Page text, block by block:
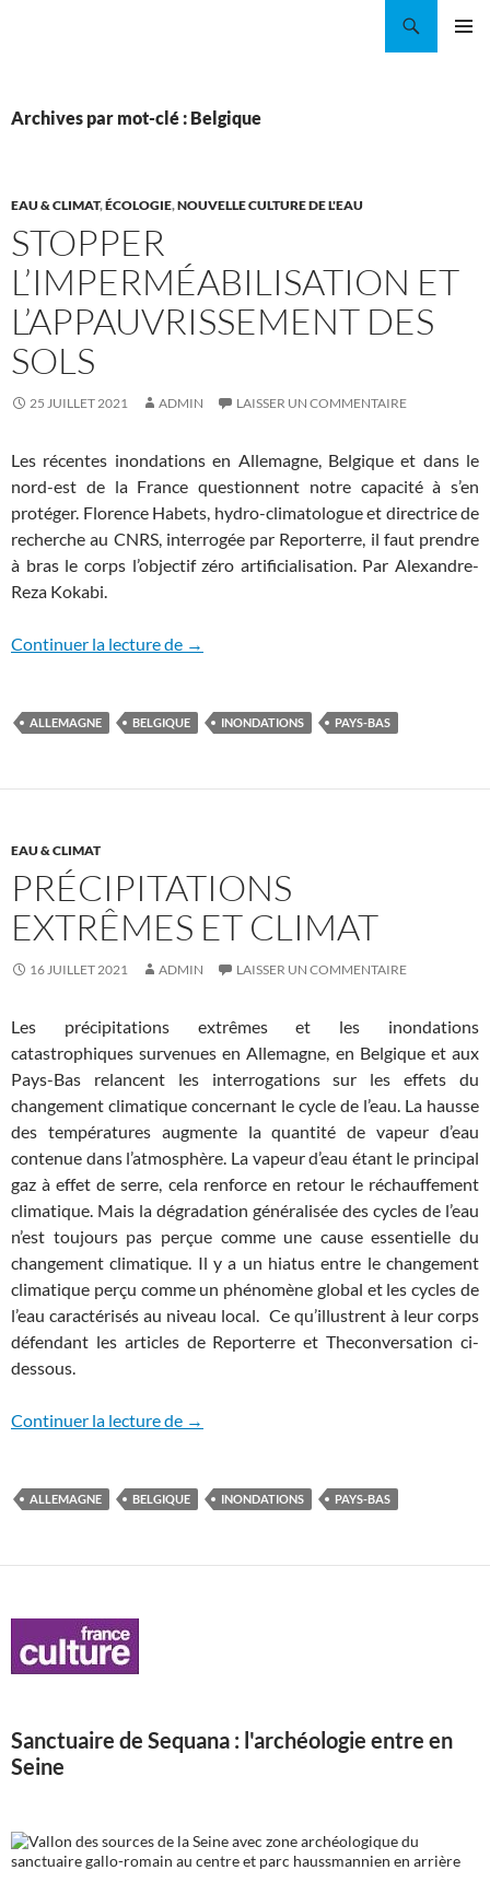
Archives par mot-clé : Belgique
EAU & CLIMAT,ÉCOLOGIE,NOUVELLE CULTURE DE L'EAU
STOPPER
L’IMPERMÉABILISATION ET
L’APPAUVRISSEMENT DES
SOLS
25 JUILLET 2021 ADMIN LAISSER UN COMMENTAIRE
Les récentes inondations en Allemagne, Belgique et dans le
nord-est de la France questionnent notre capacité à s’en
protéger. Florence Habets, hydro-climatologue et directrice de
recherche au CNRS,interrogée par Reporterre, il faut prendre
à bras le corps l’objectif zéro artificialisation. Par Alexandre-
Reza Kokabi.
Continuer la lecture de Stopper l’imperméabilisation et
→
ALLEMAGNE BELGIQUE INONDATIONS PAYS-BAS
EAU & CLIMAT
PRÉCIPITATIONS
EXTRÊMES ET CLIMAT
16 JUILLET 2021 ADMIN LAISSER UN COMMENTAIRE
Les précipitations extrêmes et les inondations
catastrophiques survenues en Allemagne, en Belgique et aux
Pays-Bas relancent les interrogations sur les effets du
changement climatique concernant le cycle de l’eau. La hausse
des températures augmente la quantité de vapeur d’eau
contenue dans l’atmosphère. La vapeur d’eau étant le principal
gaz à effet de serre, cela renforce en retour le réchauffement
climatique. Mais la dégradation généralisée des cycles de l’eau
n’est toujours pas perçue comme une cause essentielle du
changement climatique. Il y a un hiatus entre le changement
climatique perçu comme un phénomène global et les cycles de
l’eau caractérisés au niveau local. Ce qu’illustrent à leur corps
défendant les articles de Reporterre et Theconversation ci-
dessous.
Continuer la lecture de Précipitations extrêmes et climat
→
ALLEMAGNE BELGIQUE INONDATIONS PAYS-BAS
Sanctuaire de Sequana : l'archéologie entre en
Seine